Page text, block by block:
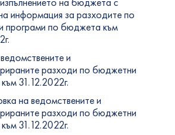
информация за разходите по
програми по бюджета към
и
разходи по бюджетни
31.12.2022г.
на ведомствените и
разходи по бюджетни
31.12.2022г.